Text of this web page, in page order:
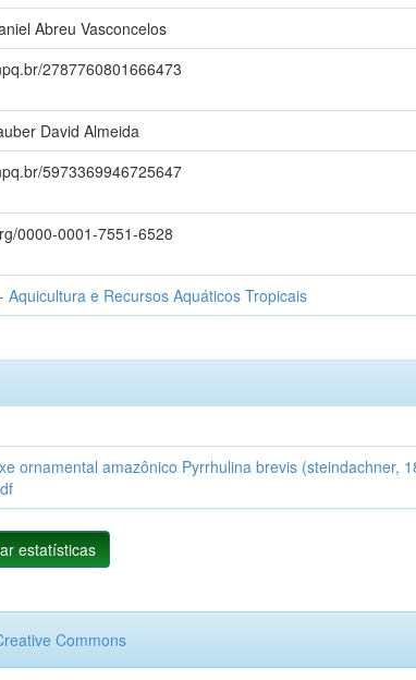
Abreu Vasconcelos
2787760801666473
David Almeida
5973369946725647
0000-0001-7551-6528
Aquicultura e Recursos Aquáticos Tropicais
ornamental amazônico Pyrrhulina brevis (steindachner,
estatísticas
Commons